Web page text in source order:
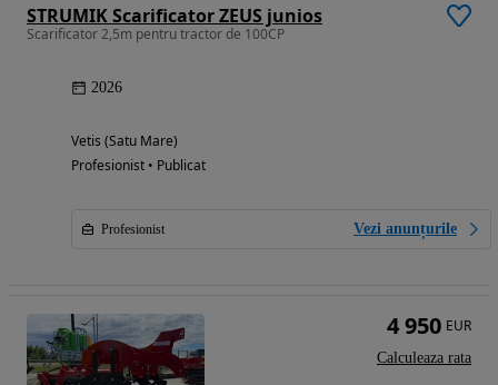
STRUMIK Scarificator ZEUS junios
Scarificator 2,5m pentru tractor de 100CP
2026
Vetis (Satu Mare)
Profesionist • Publicat
Profesionist Vezi anunțurile
4 950 EUR
Calculeaza rata